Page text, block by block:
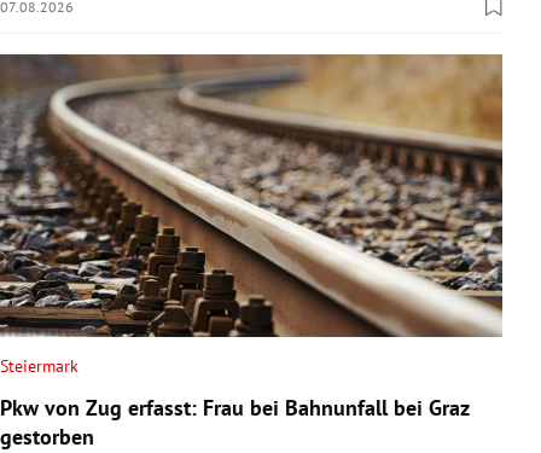
07.08.2026
Steiermark
Pkw von Zug erfasst: Frau bei Bahnunfall bei Graz
gestorben